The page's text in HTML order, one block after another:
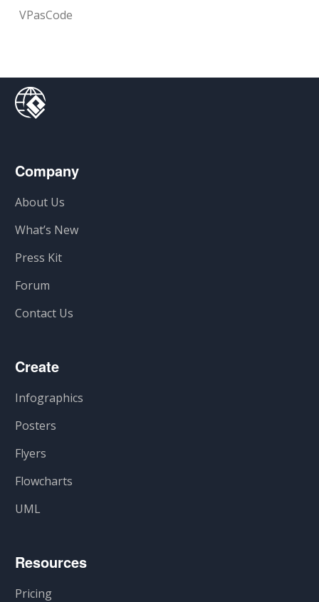
VPasCode
Company
About Us
What’s New
Press Kit
Forum
Contact Us
Create
Infographics
Posters
Flyers
Flowcharts
UML
Resources
Pricing